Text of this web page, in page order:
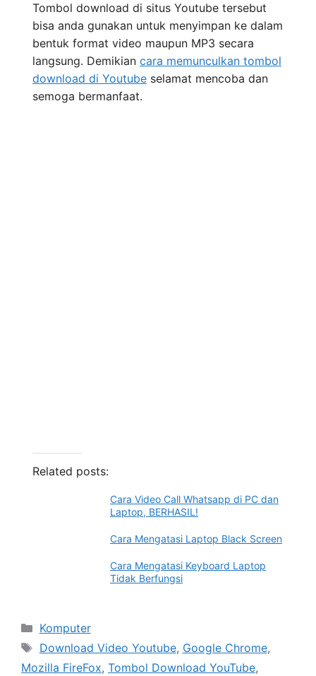
Tombol download di situs Youtube tersebut
bisa anda gunakan untuk menyimpan ke dalam
bentuk format video maupun MP3 secara
langsung. Demikian cara memunculkan tombol
download di Youtube selamat mencoba dan
semoga bermanfaat.
Related posts:
Cara Video Call Whatsapp di PC dan
Laptop, BERHASIL!
Cara Mengatasi Laptop Black Screen
Cara Mengatasi Keyboard Laptop
Tidak Berfungsi
Categories
Komputer
Tags
Download Video Youtube, Google Chrome,
Mozilla FireFox, Tombol Download YouTube,